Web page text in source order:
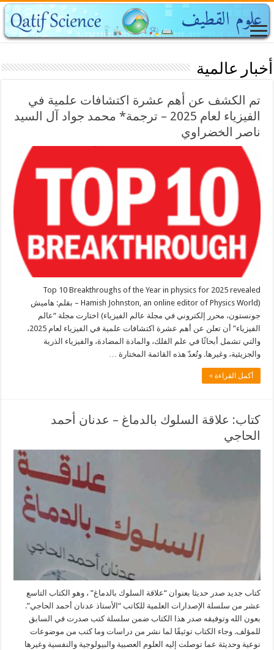
أخبار عالمية
تم الكشف عن أهم عشرة اكتشافات علمية في
الفيزياء لعام 2025 – ترجمة* محمد جواد آل السيد
ناصر الخضراوي
Top 10 Breakthroughs of the Year in physics for 2025 revealed
(Hamish Johnston, an online editor of Physics World – بقلم: هاميش
جونستون، محرر إلكتروني في مجلة عالم الفيزياء) اختارت مجلة “عالم
الفيزياء” أن تعلن عن أهم عشرة اكتشافات علمية في الفيزياء لعام 2025،
والتي تشمل أبحاثًا في علم الفلك، والمادة المضادة، والفيزياء الذرية
والجزيئية، وغيرها. وتُعدّ هذه القائمة المختارة …
أكمل القراءة »
كتاب: علاقة السلوك بالدماغ – عدنان أحمد
الحاجي
كتاب جديد صدر حديثا بعنوان “علاقة السلوك بالدماغ” ، وهو الكتاب التاسع
عشر من سلسلة الإصدارات العلمية للكاتب “الأستاذ عدنان أحمد الحاجي”.
بعون الله وتوفيقه صدر هذا الكتاب ضمن سلسلة كتب صدرت في السابق
للمؤلف. وجاء الكتاب توثيقًا لما نشر من دراسات وما كتب من موضوعات
نوعية وحديثة عما توصلت إليه العلوم العصبية والبيولوجية والنفسية وغيرها